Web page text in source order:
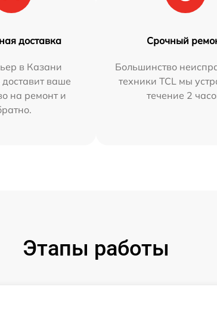
доставка
в Казани
доставит ваше
на ремонт и
Срочный
Большинство
техники TCL мы
течение 2
Этапы работы